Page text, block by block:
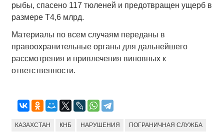
рыбы, спасено 117 тюленей и предотвращен ущерб в
размере Т4,6 млрд.
Материалы по всем случаям переданы в
правоохранительные органы для дальнейшего
рассмотрения и привлечения виновных к
ответственности.
КАЗАХСТАН КНБ НАРУШЕНИЯ ПОГРАНИЧНАЯ СЛУЖБА